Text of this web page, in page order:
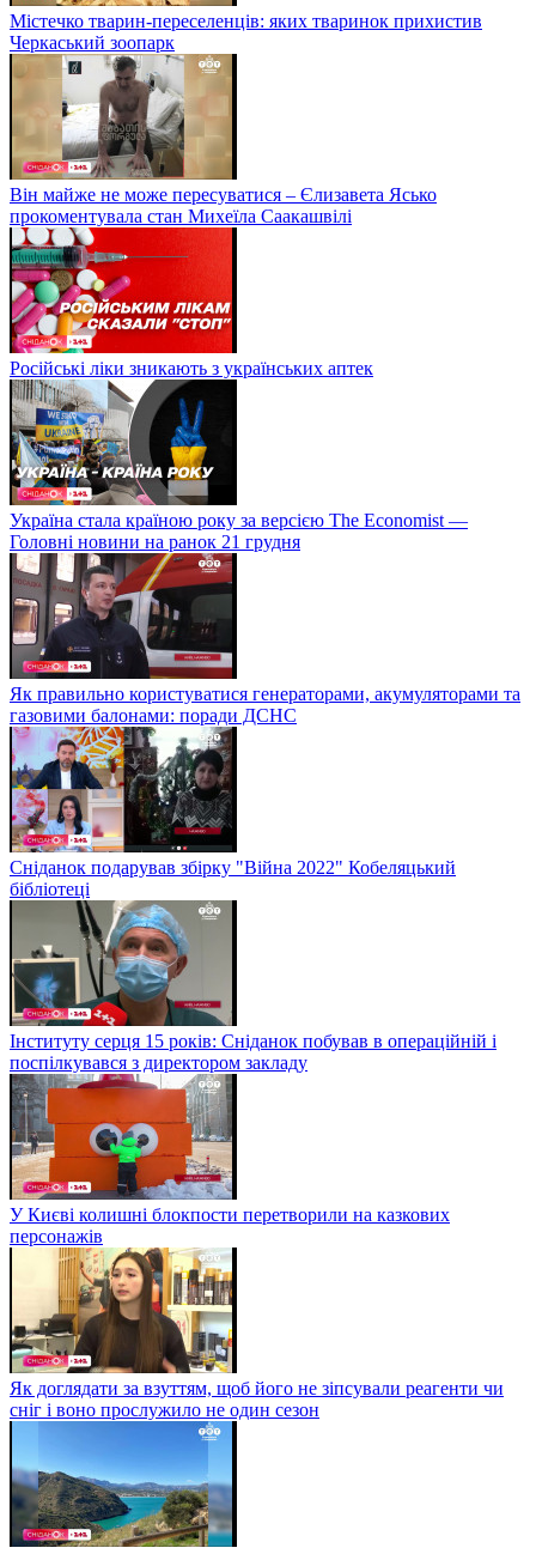
Містечко тварин-переселенців: яких тваринок прихистив
Черкаський зоопарк
Він майже не може пересуватися – Єлизавета Ясько
прокоментувала стан Михеїла Саакашвілі
Російські ліки зникають з українських аптек
Україна стала країною року за версією The Economist —
Головні новини на ранок 21 грудня
Як правильно користуватися генераторами, акумуляторами та
газовими балонами: поради ДСНС
Сніданок подарував збірку "Війна 2022" Кобеляцький
бібліотеці
Інституту серця 15 років: Сніданок побував в операційній і
поспілкувався з директором закладу
У Києві колишні блокпости перетворили на казкових
персонажів
Як доглядати за взуттям, щоб його не зіпсували реагенти чи
сніг і воно прослужило не один сезон